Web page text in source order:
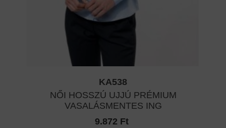
KA538
NŐI HOSSZÚ UJJÚ PRÉMIUM
VASALÁSMENTES ING
9.872 Ft